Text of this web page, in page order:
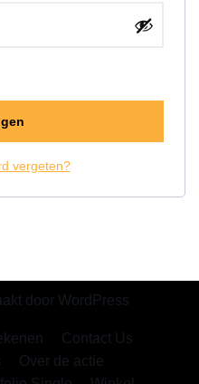
vergeten?
door WordPress
Contact Us
Over de actie